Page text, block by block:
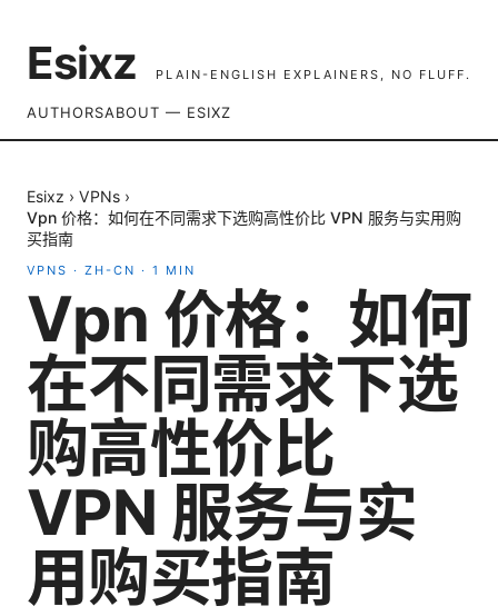
Esixz PLAIN-ENGLISH EXPLAINERS, NO FLUFF.
AUTHORSABOUT — ESIXZ
Esixz › VPNs ›
Vpn 价格：如何在不同需求下选购高性价比 VPN 服务与实用购
买指南
VPNS · ZH-CN · 1 MIN
Vpn 价格：如何
在不同需求下选
购高性价比
VPN 服务与实
用购买指南